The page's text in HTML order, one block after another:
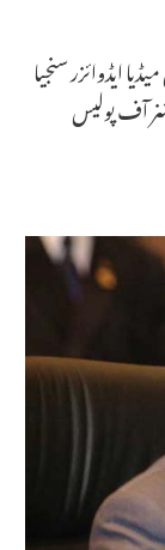
ایڈوائزر سنجیا
آف پولیس